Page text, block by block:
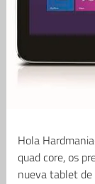
Hola
quad core, os
nueva tablet de